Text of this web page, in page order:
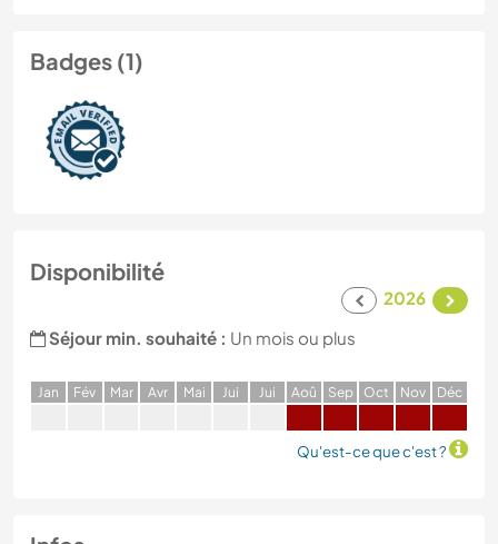
Badges (1)
Disponibilité
2026
Séjour min. souhaité : Un mois ou plus
Jan Fév Mar Avr Mai Jui Jui Aoû Sep Oct Nov Déc
Qu'est-ce que c'est ?